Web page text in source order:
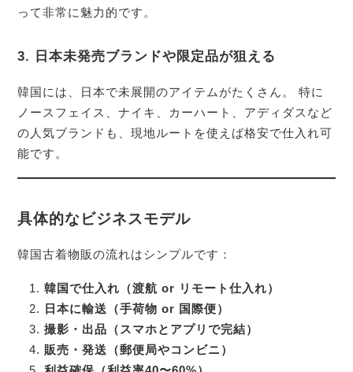
って非常に魅力的です。
3. 日本未発売ブランドや限定品が狙える
韓国には、日本で未展開のアイテムがたくさん。 特に
ノースフェイス、ナイキ、カーハート、アディダスなど
の人気ブランドも、現地ルートを使えば格安で仕入れ可
能です。
具体的なビジネスモデル
韓国古着物販の流れはシンプルです：
韓国で仕入れ（渡航 or リモート仕入れ）
日本に輸送（手荷物 or 国際便）
撮影・出品（スマホとアプリで完結）
販売・発送（郵便局やコンビニ）